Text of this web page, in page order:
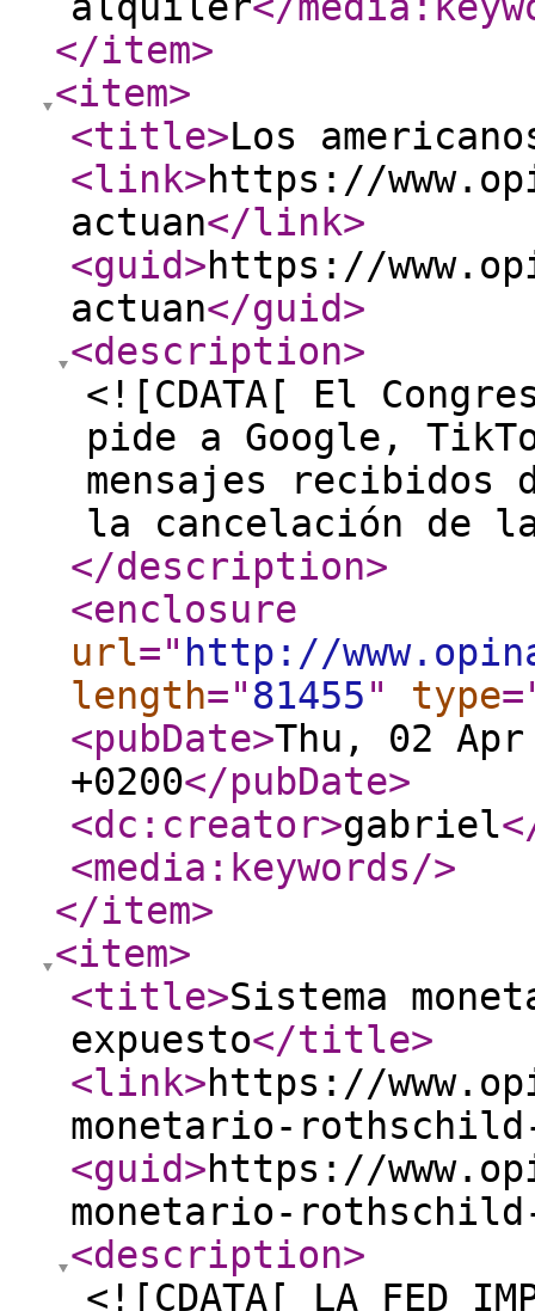
</item>
<item>
<title>Los
<link>https://
actuan</link>
<guid>https://
actuan</guid>
<description>
<![CDATA[ El
pide a Google,
mensajes recibidos
la cancelación de
</description>
<enclosure
url=" http://
length="81455" type
<pubDate>Thu, 02
+0200</pubDate>
<dc:creator>gabriel
<media:keywords/>
</item>
<item>
<title>Sistema
expuesto</title>
<link>https://
monetario-
<guid>https://
monetario-
<description>
<![CDATA[ LA FED